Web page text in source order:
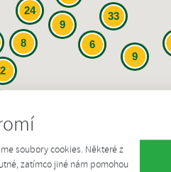
soubory cookies. Některé z
zatímco jiné nám pomohou
33
9
24
8
9
6
2
filtrování, pokračujtepřihlášením